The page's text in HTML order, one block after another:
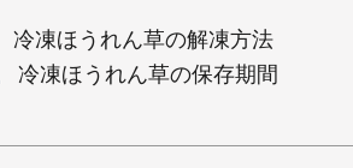
冷凍ほうれん草の解凍方法
冷凍ほうれん草の保存期間